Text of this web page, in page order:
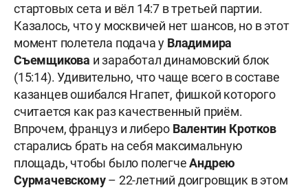
стартовых сета и вёл 14:7 в третьей партии.
Казалось, что у москвичей нет шансов, но в этот
момент полетела подача у Владимира
Съемщикова и заработал динамовский блок
(15:14). Удивительно, что чаще всего в составе
казанцев ошибался Нгапет, фишкой которого
считается как раз качественный приём.
Впрочем, француз и либеро Валентин Кротков
старались брать на себя максимальную
площадь, чтобы было полегчеАндрею
Сурмачевскому– 22-летний доигровщик в этом